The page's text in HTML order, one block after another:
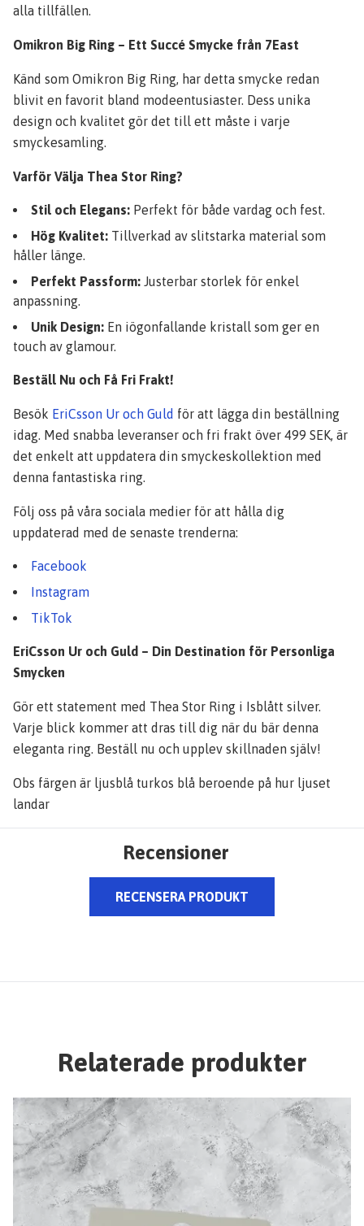
alla tillfällen.
Omikron Big Ring – Ett Succé Smycke från 7East
Känd som Omikron Big Ring, har detta smycke redan
blivit en favorit bland modeentusiaster. Dess unika
design och kvalitet gör det till ett måste i varje
smyckesamling.
Varför Välja Thea Stor Ring?
Stil och Elegans: Perfekt för både vardag och fest.
Hög Kvalitet: Tillverkad av slitstarka material som
håller länge.
Perfekt Passform: Justerbar storlek för enkel
anpassning.
Unik Design: En iögonfallande kristall som ger en
touch av glamour.
Beställ Nu och Få Fri Frakt!
Besök EriCsson Ur och Guld för att lägga din beställning
idag. Med snabba leveranser och fri frakt över 499 SEK, är
det enkelt att uppdatera din smyckeskollektion med
denna fantastiska ring.
Följ oss på våra sociala medier för att hålla dig
uppdaterad med de senaste trenderna:
Facebook
Instagram
TikTok
EriCsson Ur och Guld – Din Destination för Personliga
Smycken
Gör ett statement med Thea Stor Ring i Isblått silver.
Varje blick kommer att dras till dig när du bär denna
eleganta ring. Beställ nu och upplev skillnaden själv!
Obs färgen är ljusblå turkos blå beroende på hur ljuset
landar
Recensioner
RECENSERA PRODUKT
Relaterade produkter